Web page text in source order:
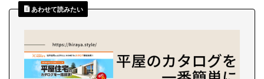
あわせて読みたい